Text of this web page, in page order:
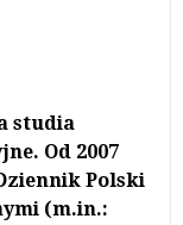
studia
Od 2007
Polski
(m.in.: